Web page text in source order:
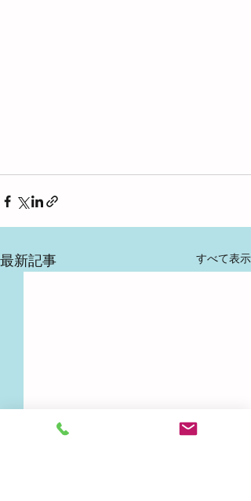
最新記事 すべて表示